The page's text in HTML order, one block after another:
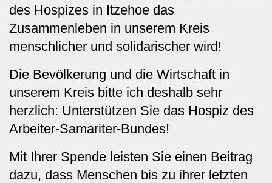
des Hospizes in Itzehoe das
Zusammenleben in unserem Kreis
menschlicher und solidarischer wird!
Die Bevölkerung und die Wirtschaft in
unserem Kreis bitte ich deshalb sehr
herzlich: Unterstützen Sie das Hospiz des
Arbeiter-Samariter-Bundes!
Mit Ihrer Spende leisten Sie einen Beitrag
dazu, dass Menschen bis zu ihrer letzten